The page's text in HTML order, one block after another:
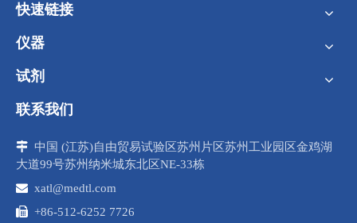
快速链接
仪器
试剂
联系我们
 中国 (江苏)自由贸易试验区苏州片区苏州工业园区金鸡湖
大道99号苏州纳米城东北区NE-33栋
 xatl@medtl.com
 +86-512-6252 7726